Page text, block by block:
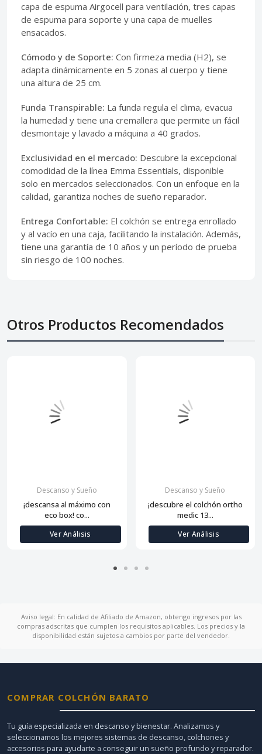
capa de espuma Airgocell para ventilación, tres capas
de espuma para soporte y una capa de muelles
ensacados.
Cómodo y de Soporte: Con firmeza media (H2), se
adapta dinámicamente en 5 zonas al cuerpo y tiene
una altura de 25 cm.
Funda Transpirable: La funda regula el clima, evacua
la humedad y tiene una cremallera que permite un fácil
desmontaje y lavado a máquina a 40 grados.
Exclusividad en el mercado: Descubre la excepcional
comodidad de la línea Emma Essentials, disponible
solo en mercados seleccionados. Con un enfoque en la
calidad, garantiza noches de sueño reparador.
Entrega Confortable: El colchón se entrega enrollado
y al vacío en una caja, facilitando la instalación. Además,
tiene una garantía de 10 años y un período de prueba
sin riesgo de 100 noches.
Otros Productos Recomendados
Descanso y Sueño
¡descansa al máximo con
eco box! co...
Ver Análisis
Descanso y Sueño
¡descubre el colchón ortho
medic 13...
Ver Análisis
Aviso legal: En calidad de Afiliado de Amazon, obtengo ingresos por las
compras adscritas que cumplen los requisitos aplicables. Los precios y la
disponibilidad están sujetos a cambios por parte del vendedor.
COMPRAR COLCHÓN BARATO
Tu guía especializada en descanso y bienestar. Analizamos y
seleccionamos los mejores sistemas de descanso, colchones y
accesorios para ayudarte a conseguir un sueño profundo y reparador.